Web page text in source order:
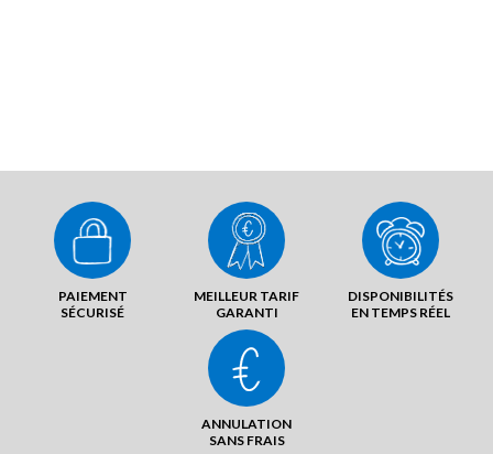
PAIEMENT
SÉCURISÉ
MEILLEUR TARIF
GARANTI
DISPONIBILITÉS
EN TEMPS RÉEL
ANNULATION
SANS FRAIS